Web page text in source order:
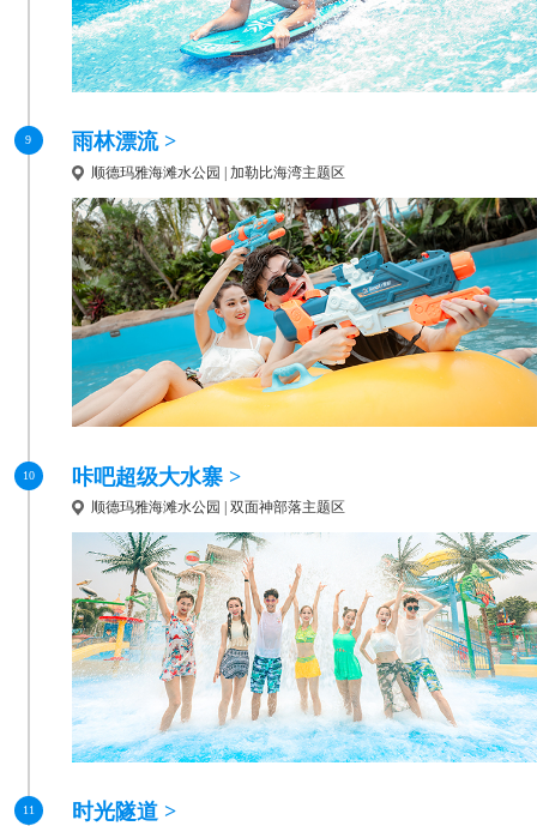
9 雨林漂流 >
顺德玛雅海滩水公园 | 加勒比海湾主题区
10 咔吧超级大水寨 >
顺德玛雅海滩水公园 | 双面神部落主题区
11 时光隧道 >